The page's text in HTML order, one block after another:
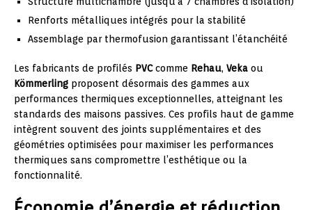
Renforts métalliques intégrés pour la stabilité
Assemblage par thermofusion garantissant l’étanchéité
Les fabricants de profilés PVCcomme Rehau, Veka ou
Kömmerling proposent désormais des gammes aux
performances thermiques exceptionnelles, atteignant les
standards des maisons passives. Ces profils haut de gamme
intègrent souvent des joints supplémentaires et des
géométries optimisées pour maximiser les performances
thermiques sans compromettre l’esthétique ou la
fonctionnalité.